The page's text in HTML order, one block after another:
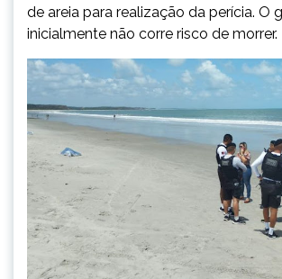
de areia para realização da perícia. O
inicialmente não corre risco de morrer.